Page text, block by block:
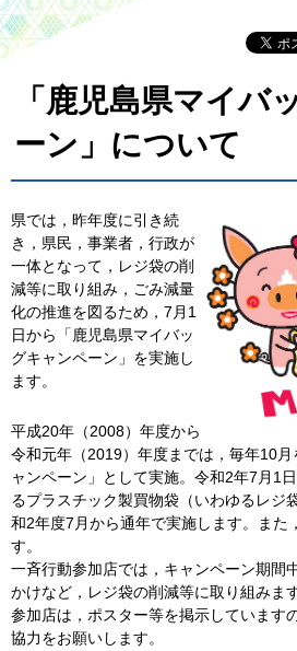
「鹿児島県マイバ
ーン」について
県では，昨年度に引き続
き，県民，事業者，行政が
一体となって，レジ袋の削
減等に取り組み，ごみ減量
化の推進を図るため，7月1
日から「鹿児島県マイバッ
グキャンペーン」を実施し
ます。
平成20年（2008）年度から
令和元年（2019）年度までは，毎年10
ャンペーン」として実施。令和2年7月1
るプラスチック製買物袋（いわゆるレジ
和2年度7月から通年で実施します。また
す。
一斉行動参加店では，キャンペーン期間
かけなど，レジ袋の削減等に取り組みます
参加店は，ポスター等を掲示しています
協力をお願いします。